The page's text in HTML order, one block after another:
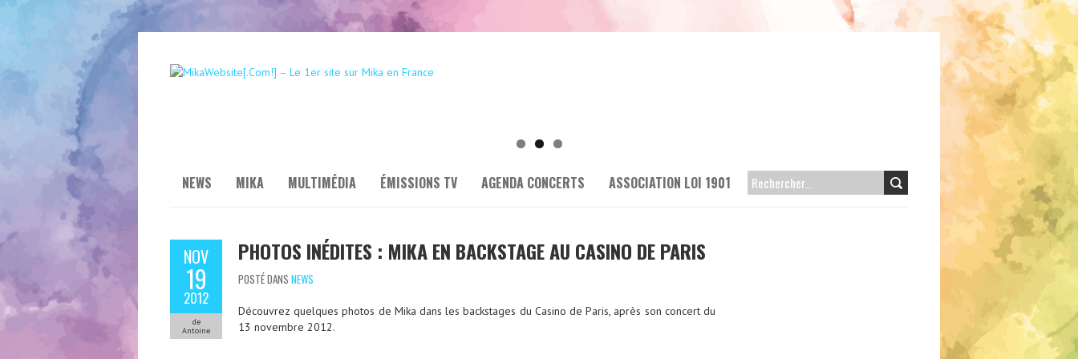
NEWS MIKA MULTIMÉDIA ÉMISSIONS TV AGENDA CONCERTS ASSOCIATION LOI 1901 RECHERCHER :
NOV
19
2012
de
Antoine
PHOTOS INÉDITES : MIKA EN BACKSTAGE AU CASINO DE PARIS
POSTÉ DANS NEWS
Découvrez quelques photos de Mika dans les backstages du Casino de Paris, après son concert du
13 novembre 2012.